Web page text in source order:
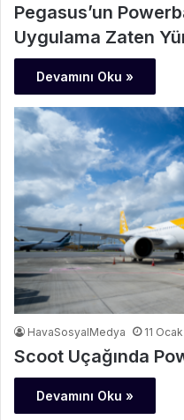
Pegasus’un
Uygulama Zaten
Devamını Oku »
HavaSosyalMedya 11
Scoot Uçağında
Devamını Oku »